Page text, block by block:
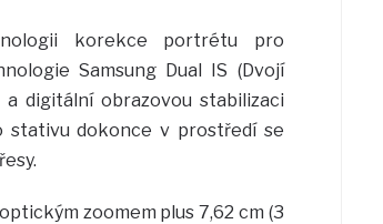
korekce portrétu pro
Samsung Dual IS (Dvojí
a digitální obrazovou stabilizaci
stativu dokonce v prostředí se
zoomem plus 7,62 cm (3